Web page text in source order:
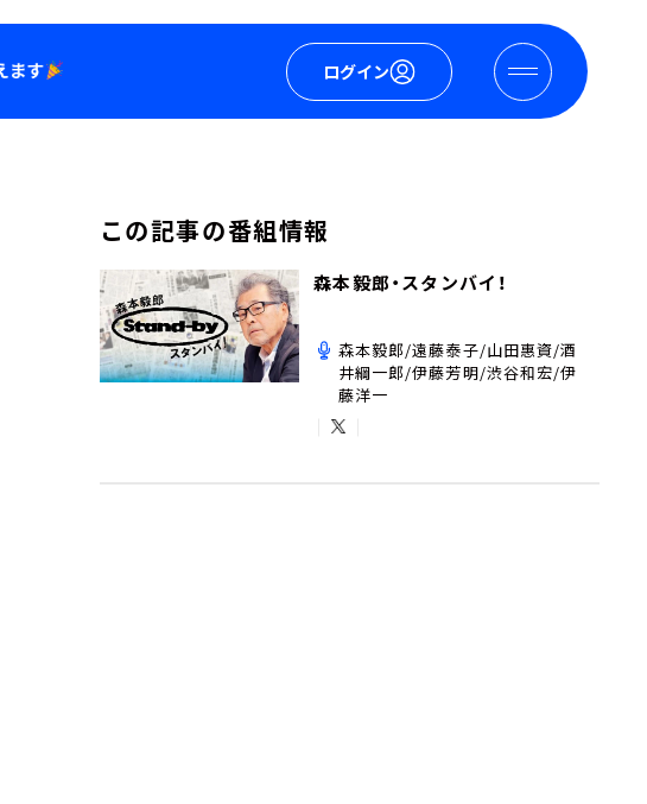
ログイン
この記事の番組情報
森本毅郎・スタンバイ！
森本毅郎/遠藤泰子/山田惠資/酒
井綱一郎/伊藤芳明/渋谷和宏/伊
藤洋一